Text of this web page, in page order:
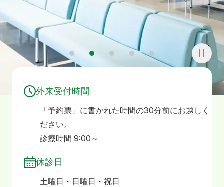
3 5
外来受付時間
「予約票」に書かれた時間の30分前にお越しく
ださい。
診療時間 9:00～
休診日
土曜日・日曜日・祝日